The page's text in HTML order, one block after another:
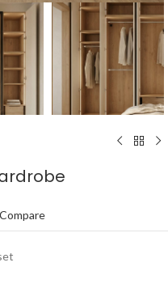
Compare